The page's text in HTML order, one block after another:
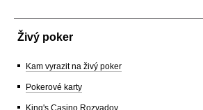
Živý poker
Kam vyrazit na živý poker
Pokerové karty
King's Casino Rozvadov